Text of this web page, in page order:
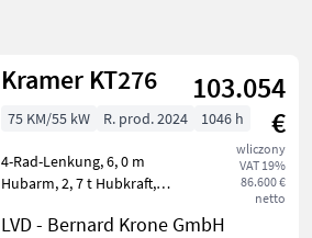
Kramer KT276
103.054
€
wliczony
VAT 19%
86.600 €
netto
75 KM/55 kW R. prod. 2024 1046 h
4-Rad-Lenkung, 6, 0 m
Hubarm, 2, 7 t Hubkraft,
Werkzeugverriegelung, 3.
LVD - Bernard Krone GmbH